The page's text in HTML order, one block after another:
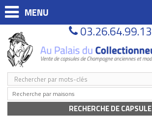
MENU
03.26.64.99.13
Recherche par maisons
RECHERCHE DE CAPSULE